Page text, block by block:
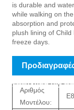
παιδιά
is durable and
while walking on
absorption and
plush lining of
freeze days.
επένδυση για
Αριθμός
Μοντέλου: